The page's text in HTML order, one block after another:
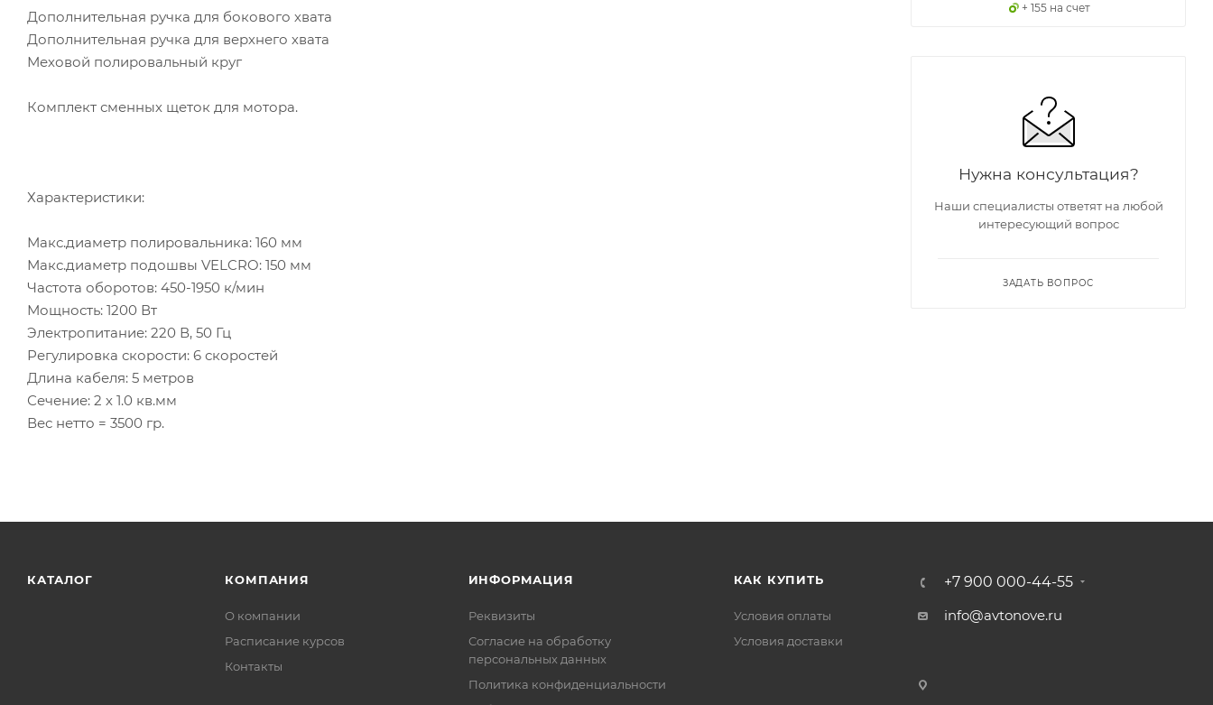
Дополнительная ручка для бокового хвата
Дополнительная ручка для верхнего хвата
Меховой полировальный круг
Комплект сменных щеток для мотора.
Характеристики:
Макс.диаметр полировальника: 160 мм
Макс.диаметр подошвы VELCRO: 150 мм
Частота оборотов: 450-1950 к/мин
Мощность: 1200 Вт
Электропитание: 220 В, 50 Гц
Регулировка скорости: 6 скоростей
Длина кабеля: 5 метров
Сечение: 2 х 1.0 кв.мм
Вес нетто = 3500 гр.
+ 155 на счет
Нужна консультация?
Наши специалисты ответят на любой
интересующий вопрос
ЗАДАТЬ ВОПРОС
КАТАЛОГ КОМПАНИЯ
О компании
Расписание курсов
Контакты
ИНФОРМАЦИЯ
Реквизиты
Соглаcие на обработку
персональных данных
Политика конфиденциальности
КАК КУПИТЬ
Условия оплаты
Условия доставки
+7 900 000-44-55
info@avtonove.ru